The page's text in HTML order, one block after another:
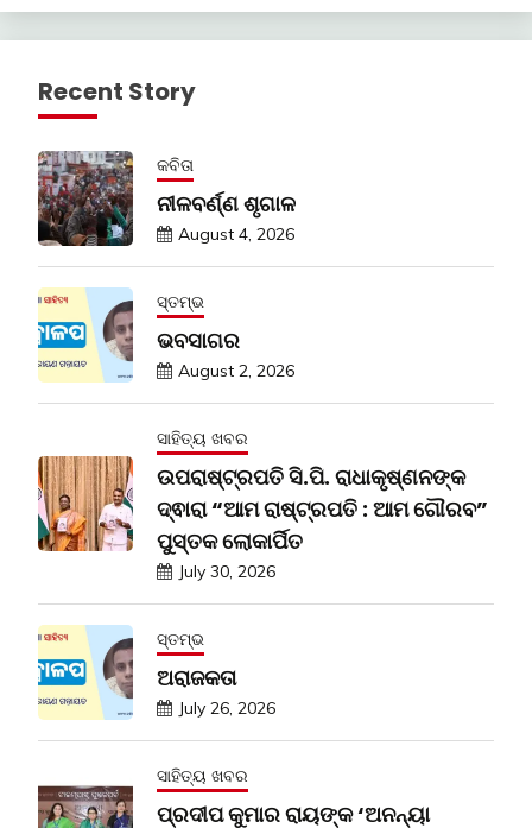
Recent Story
କବିତା
ନୀଳବର୍ଣ୍ଣ ଶୃଗାଳ
August 4, 2026
ସ୍ତମ୍ଭ
ଭବସାଗର
August 2, 2026
ସାହିତ୍ୟ ଖବର
ଉପରାଷ୍ଟ୍ରପତି ସି.ପି. ରାଧାକୃଷ୍ଣନଙ୍କ
ଦ୍ଵାରା “ଆମ ରାଷ୍ଟ୍ରପତି : ଆମ ଗୌରବ”
ପୁସ୍ତକ ଲୋକାର୍ପିତ
July 30, 2026
ସ୍ତମ୍ଭ
ଅରାଜକତା
July 26, 2026
ସାହିତ୍ୟ ଖବର
ପ୍ରଦୀପ କୁମାର ରାୟଙ୍କ ‘ଅନନ୍ୟା